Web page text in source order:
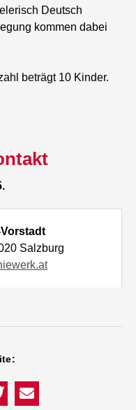
Deutsch
kommen dabei
beträgt 10 Kinder.
Salzburg